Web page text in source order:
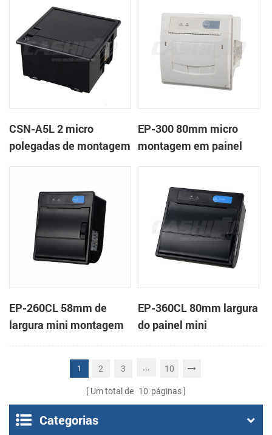
CSN-A5L 2 micro
polegadas de montagem
EP-300 80mm micro
montagem em painel
EP-260CL 58mm de
largura mini montagem
em painel impressora
térmica com a auto-
EP-360CL 80mm largura
do painel mini
impressora térmica com
1 2 3 ... 10
Um total de 10 páginas
Categorias